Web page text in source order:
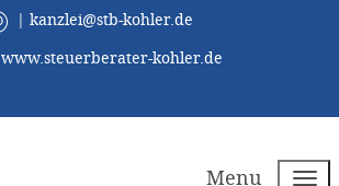
| kanzlei@stb-kohler.de
www.steuerberater-kohler.de
Menu